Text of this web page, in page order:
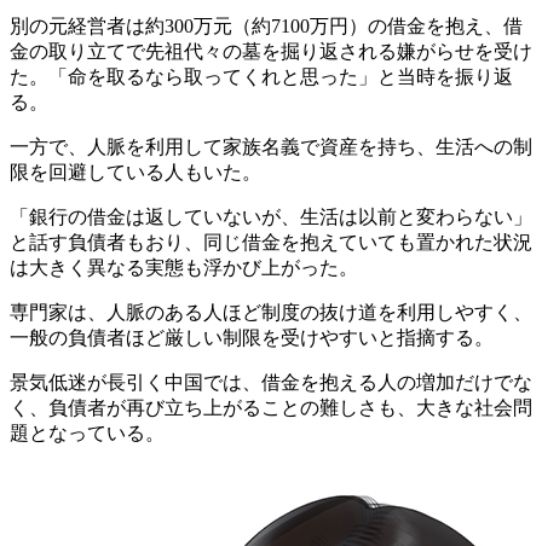
別の元経営者は約300万元（約7100万円）の借金を抱え、借
金の取り立てで先祖代々の墓を掘り返される嫌がらせを受け
た。「命を取るなら取ってくれと思った」と当時を振り返
る。
一方で、人脈を利用して家族名義で資産を持ち、生活への制
限を回避している人もいた。
「銀行の借金は返していないが、生活は以前と変わらない」
と話す負債者もおり、同じ借金を抱えていても置かれた状況
は大きく異なる実態も浮かび上がった。
専門家は、人脈のある人ほど制度の抜け道を利用しやすく、
一般の負債者ほど厳しい制限を受けやすいと指摘する。
景気低迷が長引く中国では、借金を抱える人の増加だけでな
く、負債者が再び立ち上がることの難しさも、大きな社会問
題となっている。